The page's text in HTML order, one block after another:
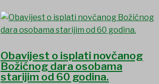
Obavijest o isplati novčanog
Božićnog dara osobama
starijim od 60 godina.